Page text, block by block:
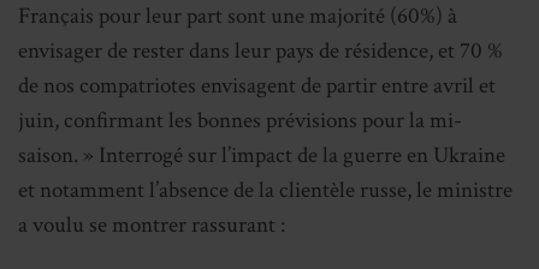
Français pour leur part sont une majorité (60%) à
envisager de rester dans leur pays de résidence, et 70 %
de nos compatriotes envisagent de partir entre avril et
juin, confirmant les bonnes prévisions pour la mi-
saison. » Interrogé sur l’impact de la guerre en Ukraine
et notamment l’absence de la clientèle russe, le ministre
a voulu se montrer rassurant :